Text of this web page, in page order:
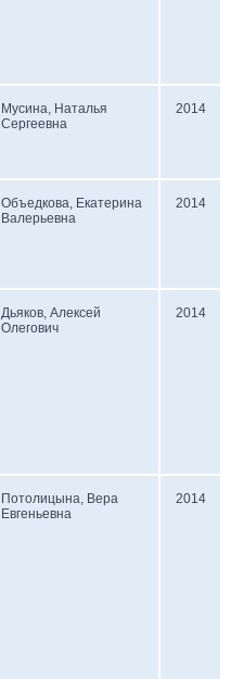
Мусина, Наталья
Сергеевна
2014
Объедкова, Екатерина
Валерьевна
2014
Дьяков, Алексей
Олегович
2014
Потолицына, Вера
Евгеньевна
2014